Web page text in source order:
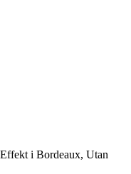
i Bordeaux, Utan